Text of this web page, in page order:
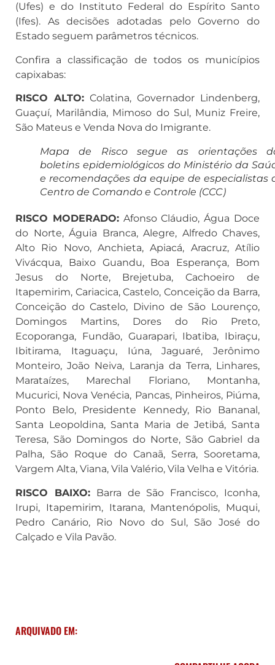
(Ufes) e do Instituto Federal do Espírito Santo
(Ifes). As decisões adotadas pelo Governo do
Estado seguem parâmetros técnicos.
Confira a classificação de todos os municípios
capixabas:
RISCO ALTO: Colatina, Governador Lindenberg,
Guaçuí, Marilândia, Mimoso do Sul, Muniz Freire,
São Mateus e Venda Nova do Imigrante.
Mapa de Risco segue as orientações
boletins epidemiológicos do Ministério da
e recomendações da equipe de especialistas
Centro de Comando e Controle (CCC)
RISCO MODERADO:Afonso Cláudio, Água Doce
do Norte, Águia Branca, Alegre, Alfredo Chaves,
Alto Rio Novo, Anchieta, Apiacá, Aracruz, Atílio
Vivácqua, Baixo Guandu, Boa Esperança, Bom
Jesus do Norte, Brejetuba, Cachoeiro de
Itapemirim, Cariacica, Castelo, Conceição da Barra,
Conceição do Castelo, Divino de São Lourenço,
Domingos Martins, Dores do Rio Preto,
Ecoporanga, Fundão, Guarapari, Ibatiba, Ibiraçu,
Ibitirama, Itaguaçu, Iúna, Jaguaré, Jerônimo
Monteiro, João Neiva, Laranja da Terra, Linhares,
Marataízes, Marechal Floriano, Montanha,
Mucurici, Nova Venécia, Pancas, Pinheiros, Piúma,
Ponto Belo, Presidente Kennedy, Rio Bananal,
Santa Leopoldina, Santa Maria de Jetibá, Santa
Teresa, São Domingos do Norte, São Gabriel da
Palha, São Roque do Canaã, Serra, Sooretama,
Vargem Alta, Viana, Vila Valério, Vila Velha e Vitória.
RISCO BAIXO:Barra de São Francisco, Iconha,
Irupi, Itapemirim, Itarana, Mantenópolis, Muqui,
Pedro Canário, Rio Novo do Sul, São José do
Calçado e Vila Pavão.
ARQUIVADO EM: